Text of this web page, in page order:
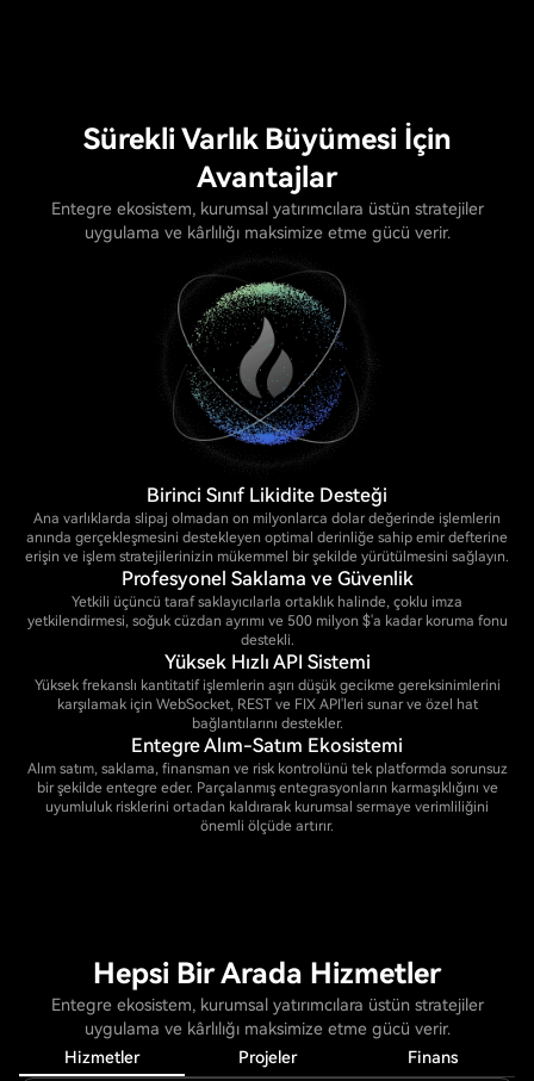
Sürekli Varlık Büyümesi İçin
Avantajlar
Entegre ekosistem, kurumsal yatırımcılara üstün stratejiler
uygulama ve kârlılığı maksimize etme gücü verir.
Birinci Sınıf Likidite Desteği
Ana varlıklarda slipaj olmadan on milyonlarca dolar değerinde işlemlerin
anında gerçekleşmesini destekleyen optimal derinliğe sahip emir defterine
erişin ve işlem stratejilerinizin mükemmel bir şekilde yürütülmesini sağlayın.
Profesyonel Saklama ve Güvenlik
Yetkili üçüncü taraf saklayıcılarla ortaklık halinde, çoklu imza
yetkilendirmesi, soğuk cüzdan ayrımı ve 500 milyon $'a kadar koruma fonu
destekli.
Yüksek Hızlı API Sistemi
Yüksek frekanslı kantitatif işlemlerin aşırı düşük gecikme gereksinimlerini
karşılamak için WebSocket, REST ve FIX API'leri sunar ve özel hat
bağlantılarını destekler.
Entegre Alım-Satım Ekosistemi
Alım satım, saklama, finansman ve risk kontrolünü tek platformda sorunsuz
bir şekilde entegre eder. Parçalanmış entegrasyonların karmaşıklığını ve
uyumluluk risklerini ortadan kaldırarak kurumsal sermaye verimliliğini
önemli ölçüde artırır.
Hepsi Bir Arada Hizmetler
Entegre ekosistem, kurumsal yatırımcılara üstün stratejiler
uygulama ve kârlılığı maksimize etme gücü verir.
Hizmetler
Projeler Finans